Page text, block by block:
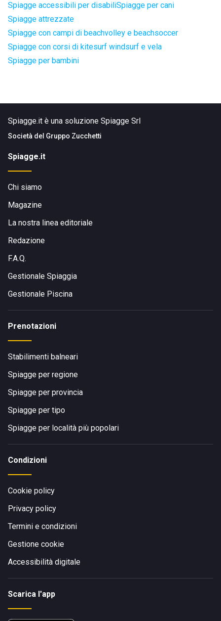
Spiagge accessibili per disabiliSpiagge per cani
Spiagge attrezzate
Spiagge con campi di beachvolley e beachsoccer
Spiagge con corsi di kitesurf windsurf e vela
Spiagge per bambini
Spiagge.it è una soluzione Spiagge Srl
Società del Gruppo Zucchetti
Spiagge.it
Chi siamo
Magazine
La nostra linea editoriale
Redazione
F.A.Q.
Gestionale Spiaggia
Gestionale Piscina
Prenotazioni
Stabilimenti balneari
Spiagge per regione
Spiagge per provincia
Spiagge per tipo
Spiagge per località più popolari
Condizioni
Cookie policy
Privacy policy
Termini e condizioni
Gestione cookie
Accessibilità digitale
Scarica l'app